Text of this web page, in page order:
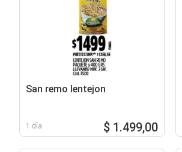
San remo lentejon
1 día $ 1.499,00